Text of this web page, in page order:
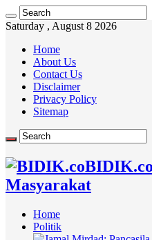
Saturday , August 8 2026
Home
About Us
Contact Us
Disclaimer
Privacy Policy
Sitemap
Masyarakat
Home
Politik